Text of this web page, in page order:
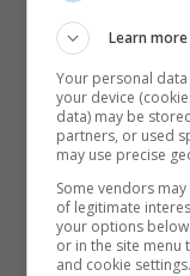
Learn more
Your personal
your device
data) may be
partners, or used
may use precise
Some vendors
of legitimate
your options
or in the site menu
and cookie settings.